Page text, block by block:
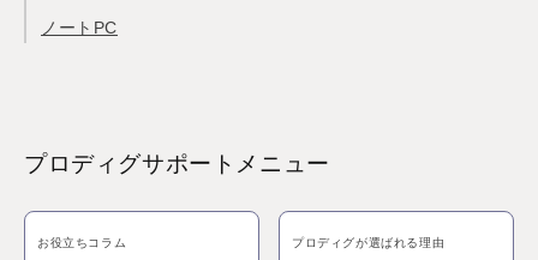
ノートPC
プロディグサポートメニュー
お役立ちコラム プロディグが選ばれる理由